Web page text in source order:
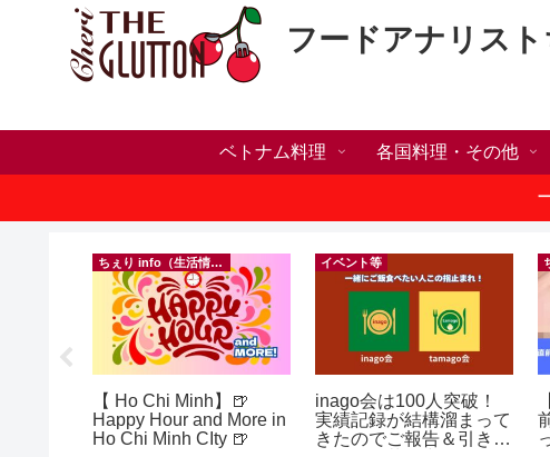
フードアナリス
ベトナム料理 各国料理・その他
ちぇり info（生活情報）
【 Ho Chi Minh】🍺
Happy Hour and More in
Ho Chi Minh CIty 🍺
イベント等
inago会は100人突破！
実績記録が結構溜まって
きたのでご報告＆引き続